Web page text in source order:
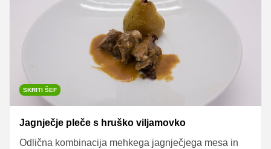
SKRITI ŠEF
Jagnječje pleče s hruško viljamovko
Odlična kombinacija mehkega jagnječjega mesa in